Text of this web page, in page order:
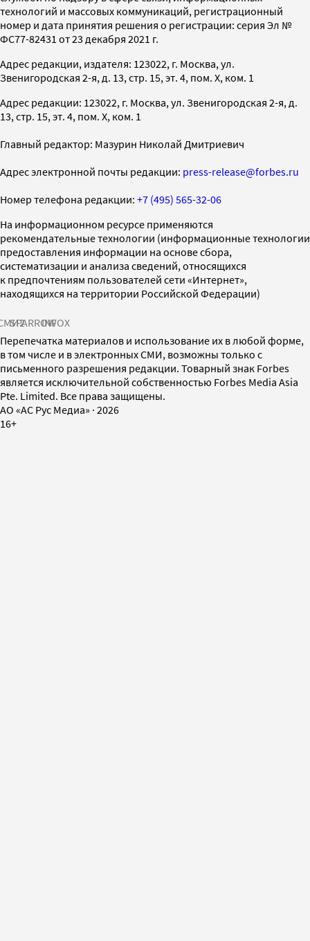
технологий и массовых коммуникаций, регистрационный
номер и дата принятия решения о регистрации: серия Эл №
ФС77-82431 от 23 декабря 2021 г.
Адрес редакции, издателя: 123022, г. Москва, ул.
Звенигородская 2-я, д. 13, стр. 15, эт. 4, пом. X, ком. 1
Адрес редакции: 123022, г. Москва, ул. Звенигородская 2-я, д.
13, стр. 15, эт. 4, пом. X, ком. 1
Главный редактор: Мазурин Николай Дмитриевич
Адрес электронной почты редакции: press-release@forbes.ru
Номер телефона редакции: +7 (495) 565-32-06
На информационном ресурсе применяются
рекомендательные технологии (информационные технологии
предоставления информации на основе сбора,
систематизации и анализа сведений, относящихся
к предпочтениям пользователей сети «Интернет»,
находящихся на территории Российской Федерации)
SPARROWINFOX
Перепечатка материалов и использование их в любой форме,
в том числе и в электронных СМИ, возможны только с
письменного разрешения редакции. Товарный знак Forbes
является исключительной собственностью Forbes Media Asia
Pte. Limited. Все права защищены.
AO «АС Рус Медиа» · 2026
16+